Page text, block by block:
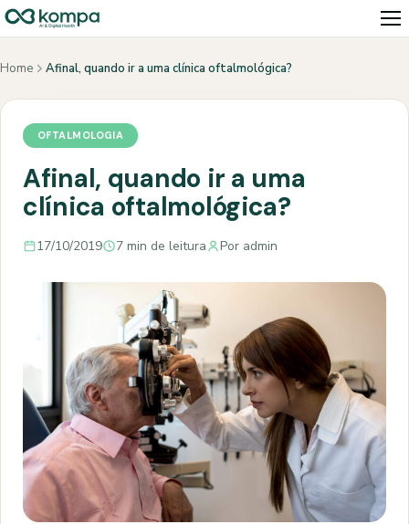
Home Afinal, quando ir a uma clínica oftalmológica?
OFTALMOLOGIA
Afinal, quando ir a uma
clínica oftalmológica?
17/10/2019 7 min de leitura Por admin